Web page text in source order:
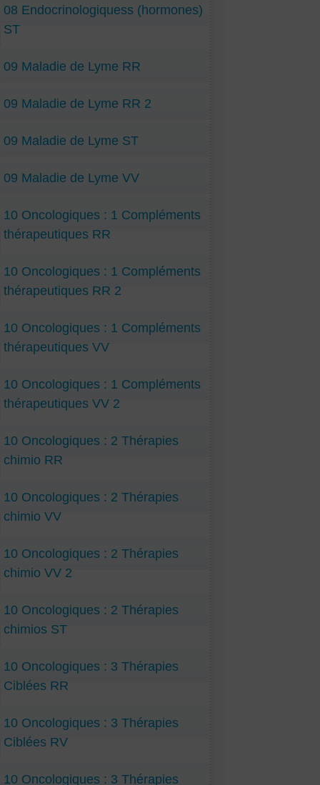
08 Endocrinologiquess (hormones)
ST
09 Maladie de Lyme RR
09 Maladie de Lyme RR 2
09 Maladie de Lyme ST
09 Maladie de Lyme VV
10 Oncologiques : 1 Compléments
thérapeutiques RR
10 Oncologiques : 1 Compléments
thérapeutiques RR 2
10 Oncologiques : 1 Compléments
thérapeutiques VV
10 Oncologiques : 1 Compléments
thérapeutiques VV 2
10 Oncologiques : 2 Thérapies
chimio RR
10 Oncologiques : 2 Thérapies
chimio VV
10 Oncologiques : 2 Thérapies
chimio VV 2
10 Oncologiques : 2 Thérapies
chimios ST
10 Oncologiques : 3 Thérapies
Ciblées RR
10 Oncologiques : 3 Thérapies
Ciblées RV
10 Oncologiques : 3 Thérapies